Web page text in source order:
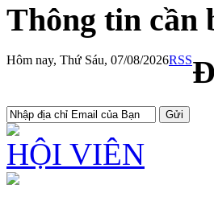
Thông tin cần
Hôm nay, Thứ Sáu, 07/08/2026RSS
HỘI VIÊN